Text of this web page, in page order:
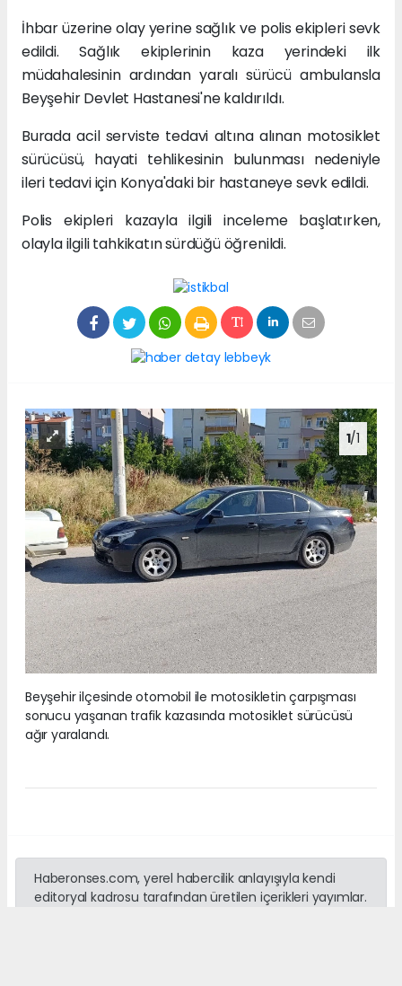
İhbar üzerine olay yerine sağlık ve polis ekipleri sevk
edildi. Sağlık ekiplerinin kaza yerindeki ilk
müdahalesinin ardından yaralı sürücü ambulansla
Beyşehir Devlet Hastanesi'ne kaldırıldı.
Burada acil serviste tedavi altına alınan motosiklet
sürücüsü, hayati tehlikesinin bulunması nedeniyle
ileri tedavi için Konya'daki bir hastaneye sevk edildi.
Polis ekipleri kazayla ilgili inceleme başlatırken,
olayla ilgili tahkikatın sürdüğü öğrenildi.
1/1
Beyşehir ilçesinde otomobil ile motosikletin çarpışması
sonucu yaşanan trafik kazasında motosiklet sürücüsü
ağır yaralandı.
Haberonses.com, yerel habercilik anlayışıyla kendi
editoryal kadrosu tarafından üretilen içerikleri yayımlar.